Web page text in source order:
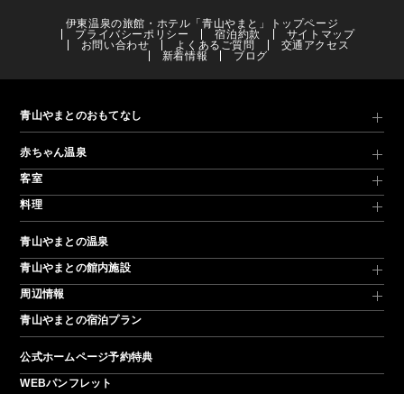
伊東温泉の旅館・ホテル「青山やまと」トップページ
プライバシーポリシー
宿泊約款
サイトマップ
お問い合わせ
よくあるご質問
交通アクセス
新着情報
ブログ
青山やまとのおもてなし
赤ちゃん温泉
客室
料理
青山やまとの温泉
青山やまとの館内施設
周辺情報
青山やまとの宿泊プラン
公式ホームページ予約特典
WEBパンフレット